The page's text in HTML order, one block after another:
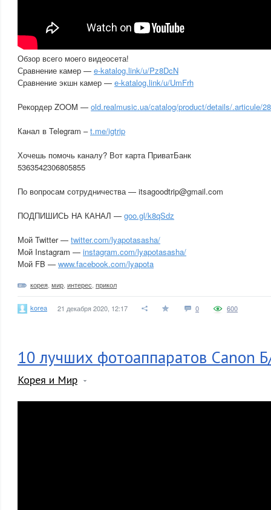
Обзор всего моего видеосета!
Сравнение камер — e-katalog.link/u/Pz8DcN
Сравнение экшн камер — e-katalog.link/u/UmFrh
Рекордер ZOOM — old.realmusic.ua/catalog/product/details/.articule/
Канал в Telegram –t.me/igtrip
Хочешь помочь каналу? Вот карта ПриватБанк
5363542306805855
По вопросам сотрудничества — itsagoodtrip@gmail.com
ПОДПИШИСЬ НА КАНАЛ — goo.gl/k8qSdz
Мой Twitter — twitter.com/lyapotasasha/
Мой Instagram — instagram.com/lyapotasasha/
Мой FB — www.facebook.com/lyapota
корея мир интерес прикол
korea 21 декабря 2020, 12:17 0 600
10 лучших фотоаппаратов Canon
Корея и Мир